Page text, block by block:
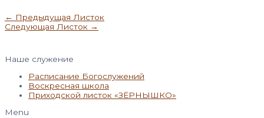
Навигация
по
← Предыдущая Листок
Следующая Листок →
Наше служение
Расписание Богослужений
Воскресная школа
Приходской листок «ЗЁРНЫШКО»
Menu